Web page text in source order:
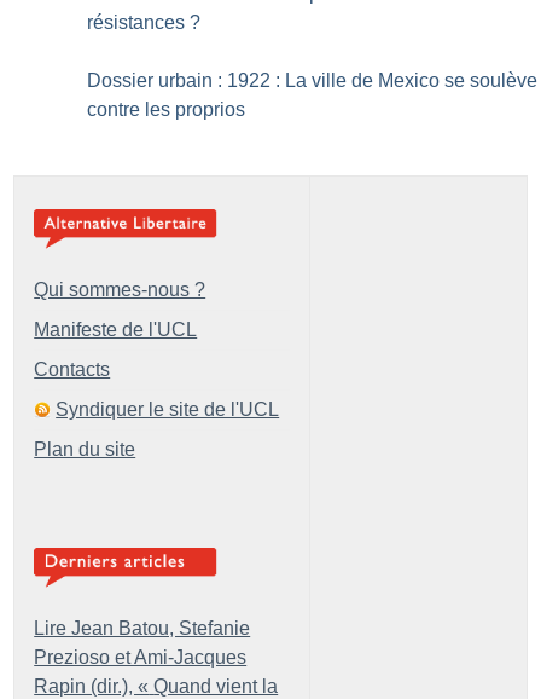
résistances ?
Dossier urbain : 1922 : La ville de Mexico se soulève
contre les proprios
Qui sommes-nous ?
Manifeste de l'UCL
Contacts
Syndiquer le site de l'UCL
Plan du site
Lire Jean Batou, Stefanie
Prezioso et Ami-Jacques
Rapin (dir.), « Quand vient la